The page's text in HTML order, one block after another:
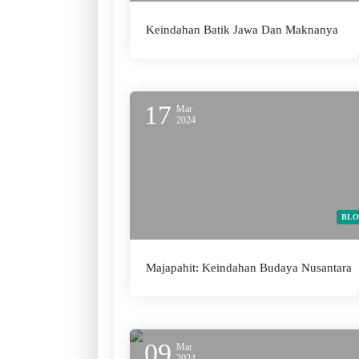
Keindahan Batik Jawa Dan Maknanya
17 Mar
2024
Majapahit: Keindahan Budaya Nusantara
09 Mar